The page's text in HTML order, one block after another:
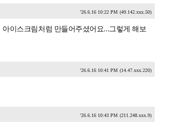
'26.6.16 10:22 PM (49.142.xxx.50)
이스크림처럼 만들어주셨어요...그렇게 해보
'26.6.16 10:41 PM (14.47.xxx.220)
'26.6.16 10:43 PM (211.248.xxx.9)